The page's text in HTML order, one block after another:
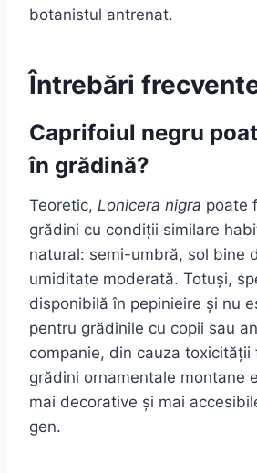
botanistul antrenat.
Întrebări
Caprifoiul negru
în grădină?
Teoretic, Lonicera nigra poate
grădini cu condiții similare
natural: semi-umbră, sol bine
umiditate moderată. Totuși,
disponibilă în pepinieire și nu
pentru grădinile cu copii sau
companie, din cauza toxicității
grădini ornamentale montane
mai decorative și mai
gen.